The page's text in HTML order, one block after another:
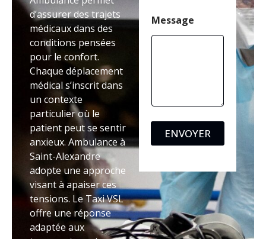
d’assurer des trajets
médicaux dans des
conditions pensées
pour le confort.
Chaque déplacement
médical s’inscrit dans
un contexte
particulier où le
patient peut se sentir
anxieux. Ambulance à
Saint-Alexandre
adopte une approche
visant à apaiser ces
tensions. Le Taxi VSL
offre une réponse
adaptée aux
e
Message
ENVOYER